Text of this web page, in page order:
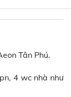
Tân Phú.
4 wc nhà như